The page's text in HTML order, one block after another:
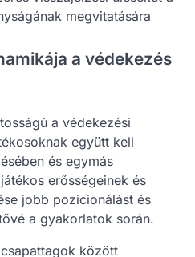
megvitatására
a védekezés
a védekezési
együtt kell
és egymás
erősségeinek és
jobb pozicionálást és
a gyakorlatok során.
között